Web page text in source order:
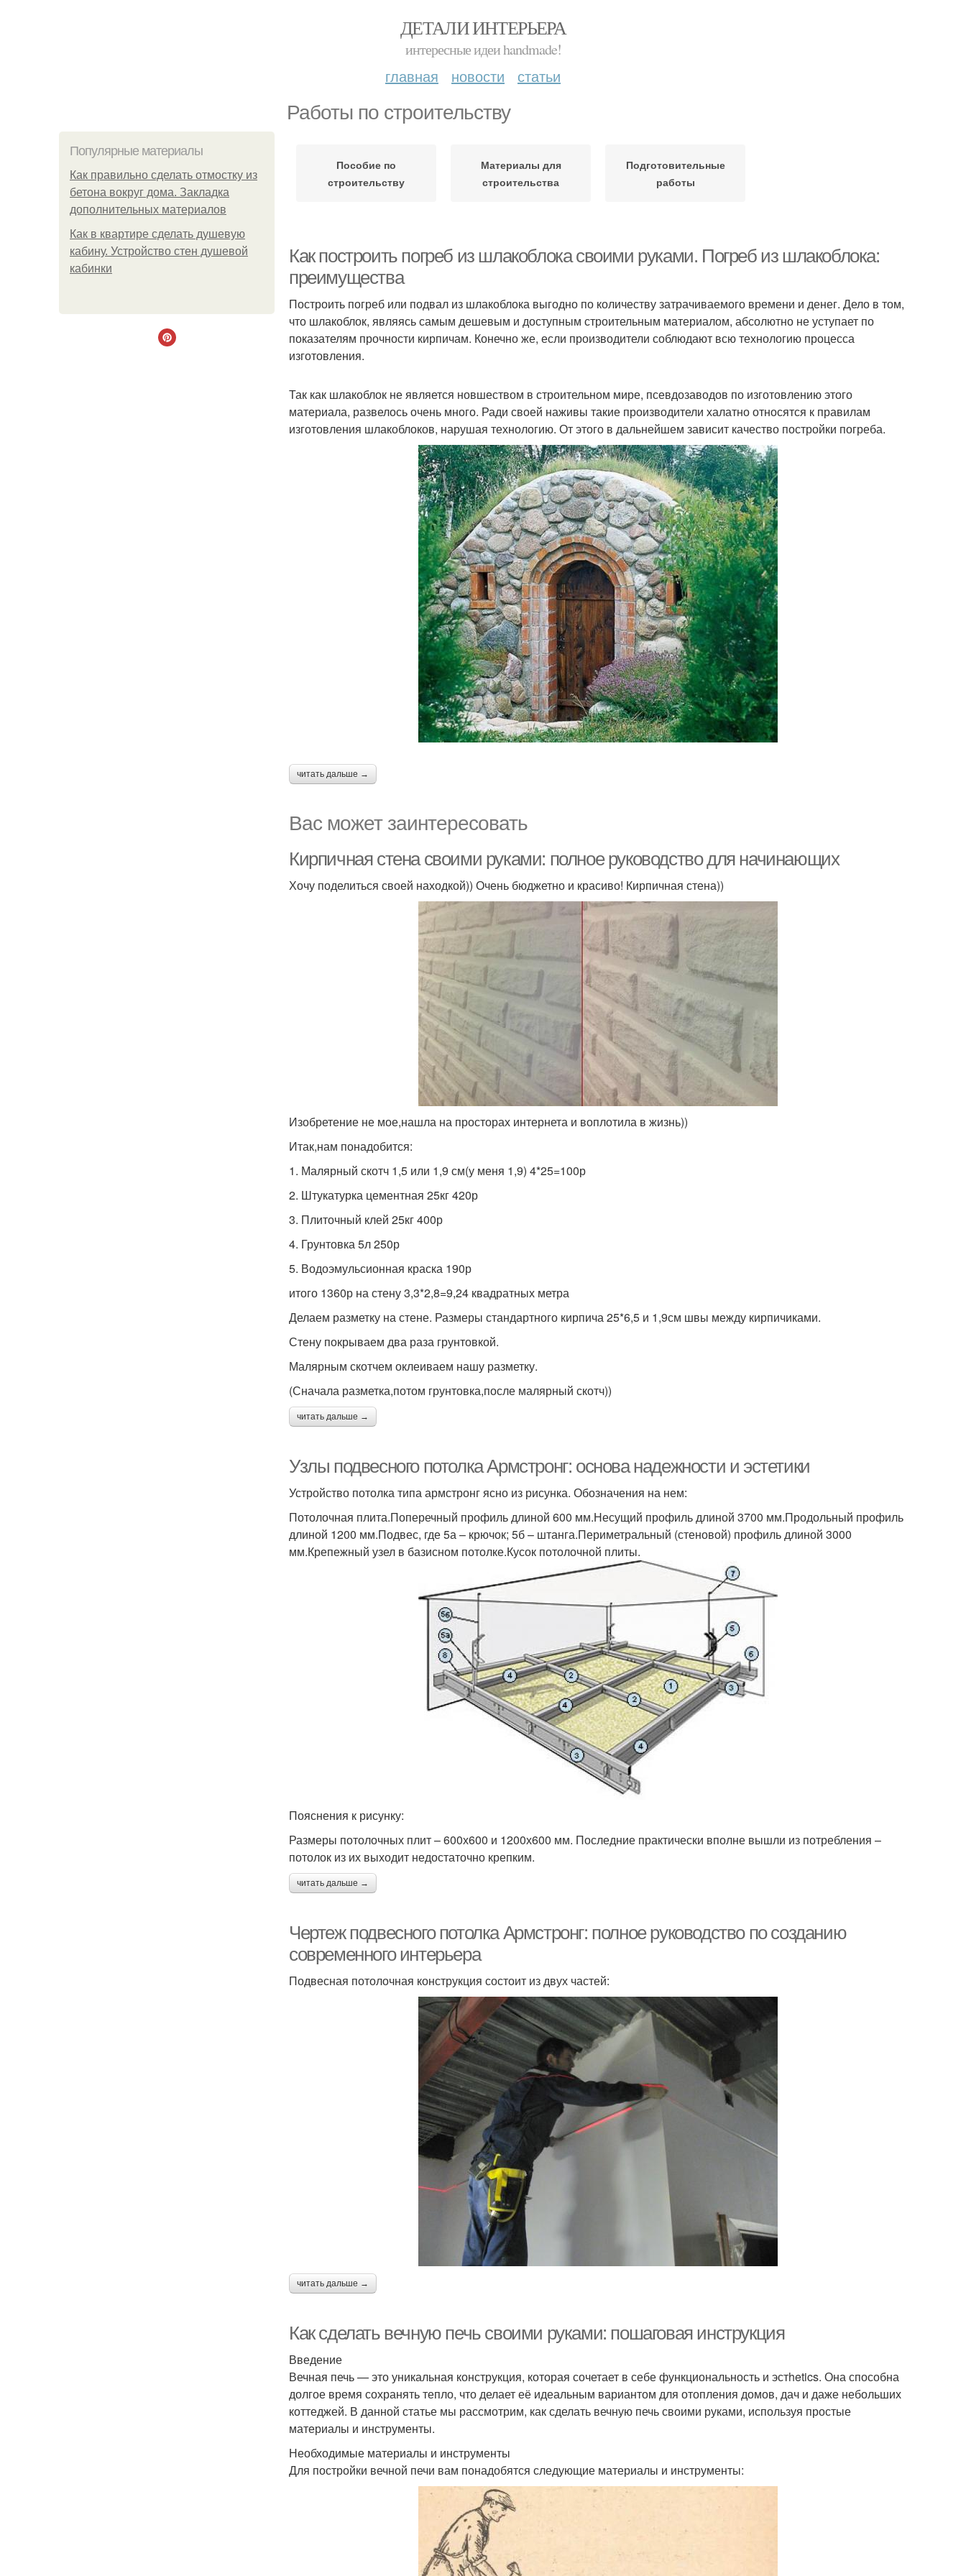
ДЕТАЛИ ИНТЕРЬЕРА
интересные идеи handmade!
главная новости статьи
Работы по строительству
Популярные материалы
Как правильно сделать отмостку из
бетона вокруг дома. Закладка
дополнительных материалов
Как в квартире сделать душевую
кабину. Устройство стен душевой
кабинки
Пособие по
строительству
Материалы для
строительства
Подготовительные
работы
Как построить погреб из шлакоблока своими руками. Погреб из шлакоблока:
преимущества
Построить погреб или подвал из шлакоблока выгодно по количеству затрачиваемого времени и денег. Дело в том,
что шлакоблок, являясь самым дешевым и доступным строительным материалом, абсолютно не уступает по
показателям прочности кирпичам. Конечно же, если производители соблюдают всю технологию процесса
изготовления.
Так как шлакоблок не является новшеством в строительном мире, псевдозаводов по изготовлению этого
материала, развелось очень много. Ради своей наживы такие производители халатно относятся к правилам
изготовления шлакоблоков, нарушая технологию. От этого в дальнейшем зависит качество постройки погреба.
читать дальше →
Вас может заинтересовать
Кирпичная стена своими руками: полное руководство для начинающих
Хочу поделиться своей находкой)) Очень бюджетно и красиво! Кирпичная стена))
Изобретение не мое,нашла на просторах интернета и воплотила в жизнь))
Итак,нам понадобится:
1. Малярный скотч 1,5 или 1,9 см(у меня 1,9) 4*25=100р
2. Штукатурка цементная 25кг 420р
3. Плиточный клей 25кг 400р
4. Грунтовка 5л 250р
5. Водоэмульсионная краска 190р
итого 1360р на стену 3,3*2,8=9,24 квадратных метра
Делаем разметку на стене. Размеры стандартного кирпича 25*6,5 и 1,9см швы между кирпичиками.
Стену покрываем два раза грунтовкой.
Малярным скотчем оклеиваем нашу разметку.
(Сначала разметка,потом грунтовка,после малярный скотч))
читать дальше →
Узлы подвесного потолка Армстронг: основа надежности и эстетики
Устройство потолка типа армстронг ясно из рисунка. Обозначения на нем:
Потолочная плита.Поперечный профиль длиной 600 мм.Несущий профиль длиной 3700 мм.Продольный профиль
длиной 1200 мм.Подвес, где 5а – крючок; 5б – штанга.Периметральный (стеновой) профиль длиной 3000
мм.Крепежный узел в базисном потолке.Кусок потолочной плиты.
Пояснения к рисунку:
Размеры потолочных плит – 600х600 и 1200х600 мм. Последние практически вполне вышли из потребления –
потолок из их выходит недостаточно крепким.
читать дальше →
Чертеж подвесного потолка Армстронг: полное руководство по созданию
современного интерьера
Подвесная потолочная конструкция состоит из двух частей:
читать дальше →
Как сделать вечную печь своими руками: пошаговая инструкция
Введение
Вечная печь — это уникальная конструкция, которая сочетает в себе функциональность и эстhetics. Она способна
долгое время сохранять тепло, что делает её идеальным вариантом для отопления домов, дач и даже небольших
коттеджей. В данной статье мы рассмотрим, как сделать вечную печь своими руками, используя простые
материалы и инструменты.
Необходимые материалы и инструменты
Для постройки вечной печи вам понадобятся следующие материалы и инструменты: